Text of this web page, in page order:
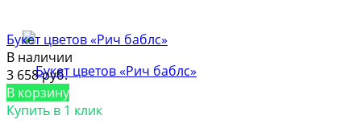
Букет цветов «Рич баблс»
В наличии
3 658 руб.
В корзину
Купить в 1 клик